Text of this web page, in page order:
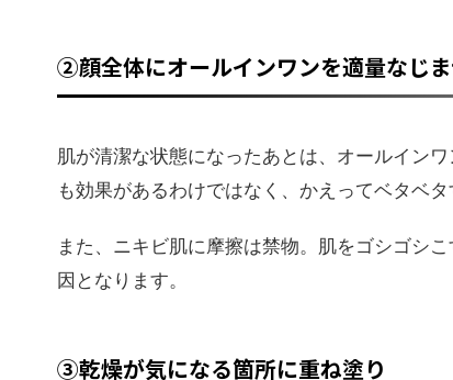
②顔全体にオールインワンを適量なじ
肌が清潔な状態になったあとは、オールイン
も効果があるわけではなく、かえってベタベ
また、ニキビ肌に摩擦は禁物。肌をゴシゴシ
因となります。
③乾燥が気になる箇所に重ね塗り